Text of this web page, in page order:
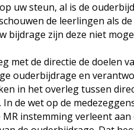
uw steun, al is de
de leerlingen als
bijdrage zijn deze niet
met de directie de doelen
ouderbijdrage en
in het overleg tussen
de wet op de
instemming verleent